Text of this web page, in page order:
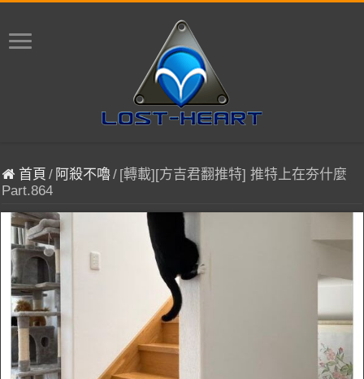
首頁 / 阿殺不嚕/ [轉載][方吉君翻推特] 推特上在夯什麼
Part.864